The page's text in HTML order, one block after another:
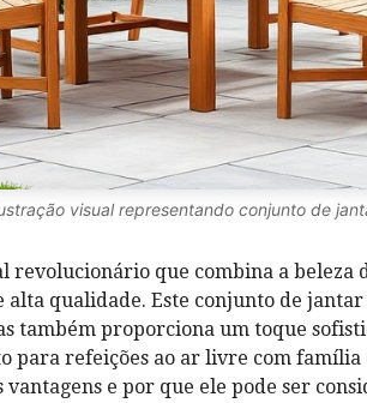
visual representando conjunto de
revolucionário que combina a beleza
alta qualidade. Este conjunto de
também proporciona um toque
para refeições ao ar livre com família
vantagens e por que ele pode ser